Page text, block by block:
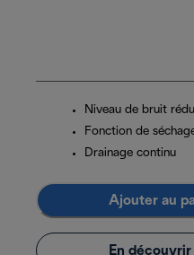
Niveau de bruit
Fonction de
Drainage continu
Ajouter au
En découvrir